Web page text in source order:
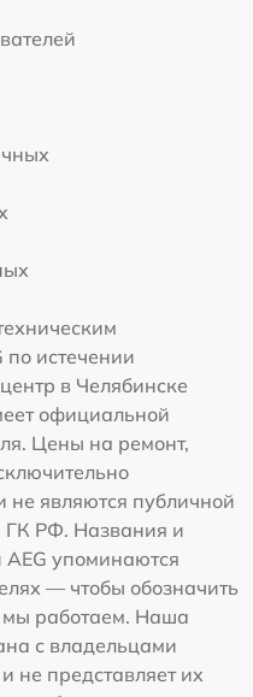
истечении
в Челябинске
официальной
Цены на ремонт,
не являются публичной
ГК РФ. Названия и
AEG упоминаются
— чтобы обозначить
мы работаем. Наша
с владельцами
не представляет их